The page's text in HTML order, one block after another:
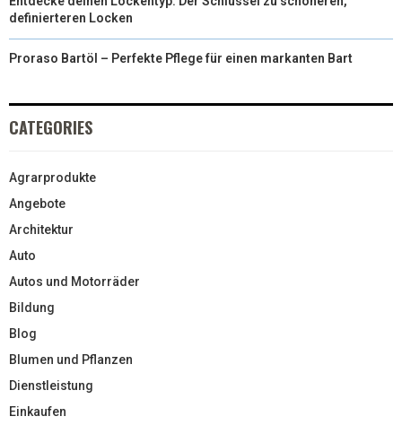
definierteren Locken
Proraso Bartöl – Perfekte Pflege für einen markanten Bart
CATEGORIES
Agrarprodukte
Angebote
Architektur
Auto
Autos und Motorräder
Bildung
Blog
Blumen und Pflanzen
Dienstleistung
Einkaufen